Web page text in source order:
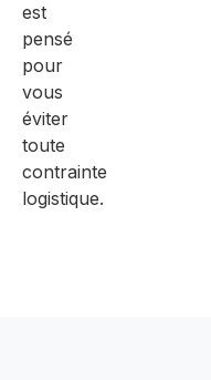
est
pensé
pour
vous
éviter
toute
contrainte
logistique.